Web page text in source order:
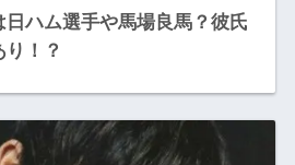
ハム選手や馬場良馬？彼氏
！？